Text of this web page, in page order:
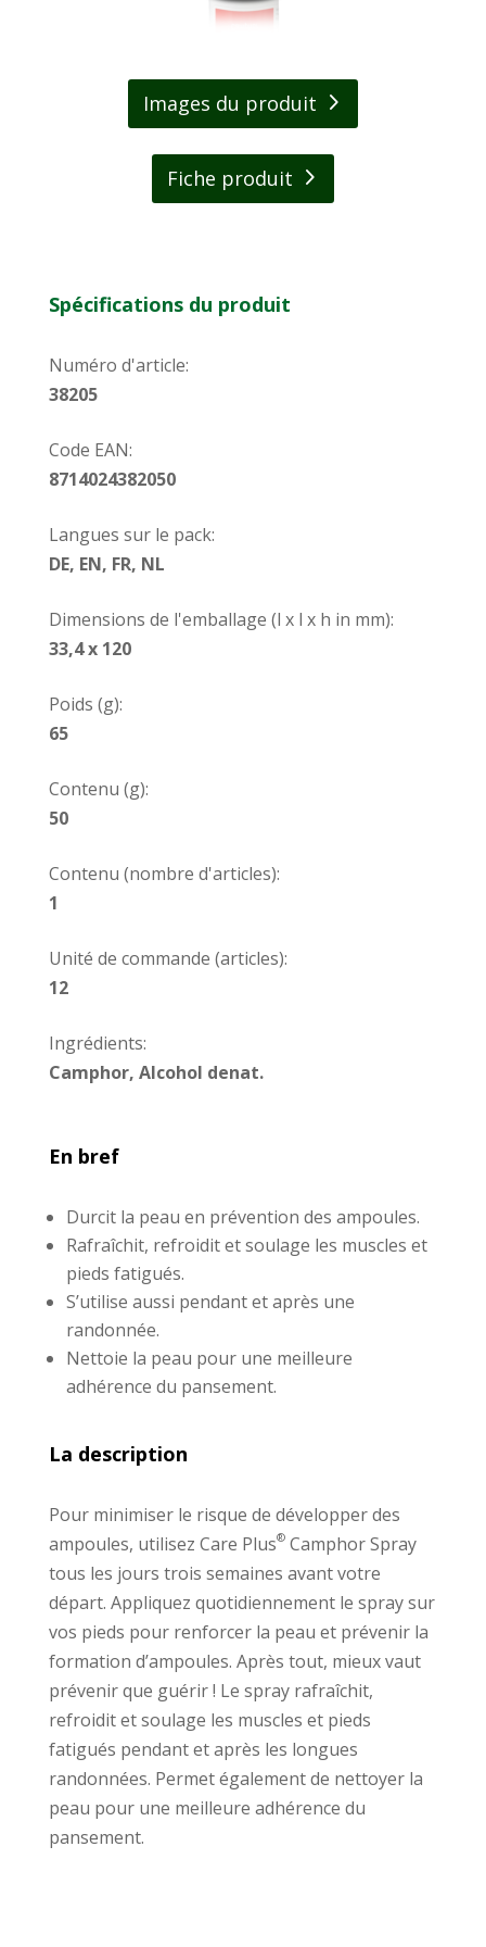
Images du produit
Fiche produit
Spécifications du produit
Numéro d'article:
38205
Code EAN:
8714024382050
Langues sur le pack:
DE, EN, FR, NL
Dimensions de l'emballage (l x l x h in mm):
33,4 x 120
Poids (g):
65
Contenu (g):
50
Contenu (nombre d'articles):
1
Unité de commande (articles):
12
Ingrédients:
Camphor, Alcohol denat.
En bref
Durcit la peau en prévention des ampoules.
Rafraîchit, refroidit et soulage les muscles et
pieds fatigués.
S’utilise aussi pendant et après une
randonnée.
Nettoie la peau pour une meilleure
adhérence du pansement.
La description
Pour minimiser le risque de développer des
ampoules, utilisez Care Plus®Camphor Spray
tous les jours trois semaines avant votre
départ. Appliquez quotidiennement le spray sur
vos pieds pour renforcer la peau et prévenir la
formation d’ampoules. Après tout, mieux vaut
prévenir que guérir ! Le spray rafraîchit,
refroidit et soulage les muscles et pieds
fatigués pendant et après les longues
randonnées. Permet également de nettoyer la
peau pour une meilleure adhérence du
pansement.